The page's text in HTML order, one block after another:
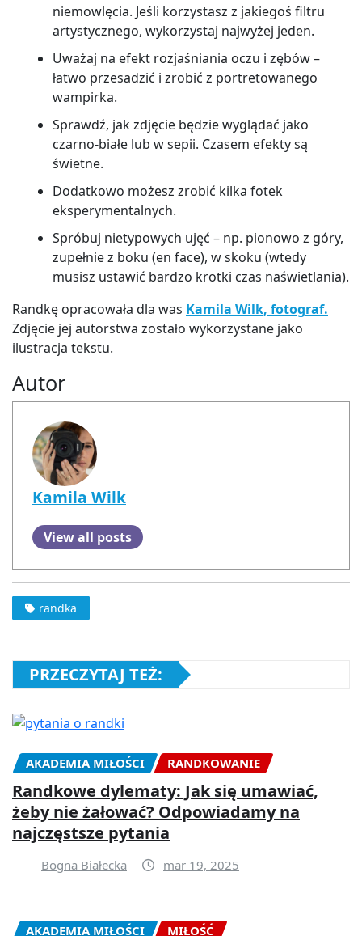
niemowlęcia. Jeśli korzystasz z jakiegoś filtru
artystycznego, wykorzystaj najwyżej jeden.
Uważaj na efekt rozjaśniania oczu i zębów –
łatwo przesadzić i zrobić z portretowanego
wampirka.
Sprawdź, jak zdjęcie będzie wyglądać jako
czarno-białe lub w sepii. Czasem efekty są
świetne.
Dodatkowo możesz zrobić kilka fotek
eksperymentalnych.
Spróbuj nietypowych ujęć – np. pionowo z góry,
zupełnie z boku (en face), w skoku (wtedy
musisz ustawić bardzo krotki czas naświetlania).
Randkę opracowała dla was Kamila Wilk, fotograf.
Zdjęcie jej autorstwa zostało wykorzystane jako
ilustracja tekstu.
Autor
Kamila Wilk
View all posts
randka
PRZECZYTAJ TEŻ:
AKADEMIA MIŁOŚCI RANDKOWANIE
Randkowe dylematy: Jak się umawiać,
żeby nie żałować? Odpowiadamy na
najczęstsze pytania
Bogna Białecka mar 19, 2025
AKADEMIA MIŁOŚCI
MIŁOŚĆ